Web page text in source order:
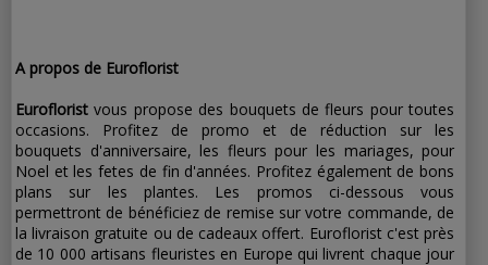
A propos de Euroflorist
Euroflorist vous propose des bouquets de fleurs pour toutes
occasions. Profitez de promo et de réduction sur les
bouquets d'anniversaire, les fleurs pour les mariages, pour
Noel et les fetes de fin d'années. Profitez également de bons
plans sur les plantes. Les promos ci-dessous vous
permettront de bénéficiez de remise sur votre commande, de
la livraison gratuite ou de cadeaux offert. Euroflorist c'est près
de 10 000 artisans fleuristes en Europe qui livrent chaque jour